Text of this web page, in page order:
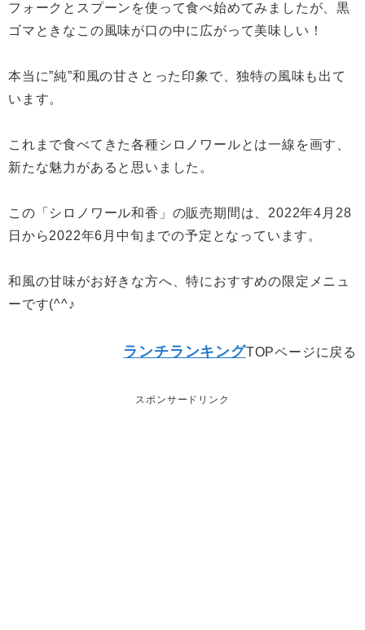
フォークとスプーンを使って食べ始めてみましたが、黒
ゴマときなこの風味が口の中に広がって美味しい！
本当に”純”和風の甘さとった印象で、独特の風味も出て
います。
これまで食べてきた各種シロノワールとは一線を画す、
新たな魅力があると思いました。
この「シロノワール和香」の販売期間は、2022年4月28
日から2022年6月中旬までの予定となっています。
和風の甘味がお好きな方へ、特におすすめの限定メニュ
ーです(^^♪
ランチランキングTOPページに戻る
スポンサードリンク